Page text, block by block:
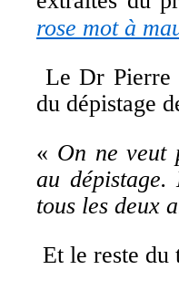
rose mot à
Le Dr Pierre
du dépistage
« On ne veut
au
tous les deux
Et le reste du